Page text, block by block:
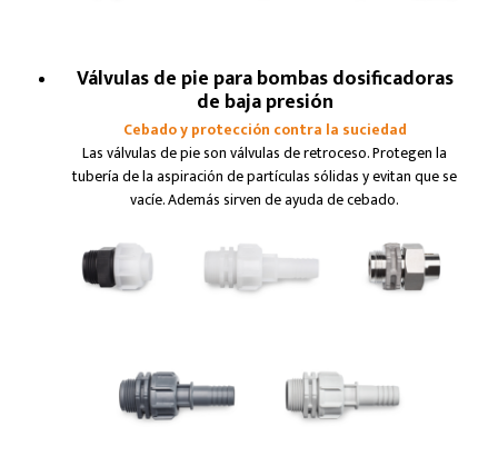
Válvulas de pie para bombas dosificadoras
de baja presión
Cebado y protección contra la suciedad
Las válvulas de pie son válvulas de retroceso. Protegen la
tubería de la aspiración de partículas sólidas y evitan que se
vacíe. Además sirven de ayuda de cebado.